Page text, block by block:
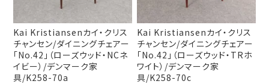
Kai Kristiansenカイ・クリス
チャンセン/ダイニングチェアー
「No.42」（ローズウッド・NCネ
イビー）/デンマーク家
具/K258-70a
Kai Kristiansenカイ・クリス
チャンセン/ダイニングチェアー
「No.42」（ローズウッド・TRホ
ワイト）/デンマーク家
具/K258-70c